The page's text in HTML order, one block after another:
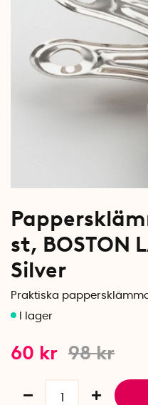
st, BOSTON
Silver
Praktiska
98kr
60 kr